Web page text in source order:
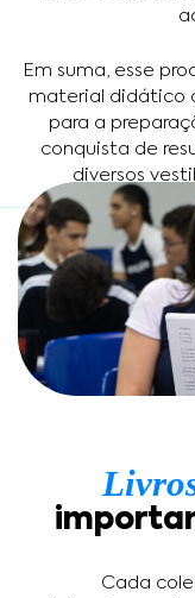
Em suma, esse
material didático
para a
conquista de
diversos
Cada